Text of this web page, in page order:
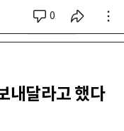
0
시리즈 전체
내달라고 했다